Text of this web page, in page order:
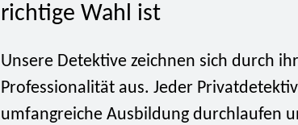
richtige Wahl ist
Unsere Detektive zeichnen sich durch
Professionalität aus. Jeder
umfangreiche Ausbildung durchlaufen